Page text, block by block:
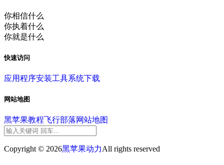
你相信什么
你执着什么
你就是什么
快速访问
应用程序安装工具系统下载
网站地图
黑苹果教程飞行部落网站地图
Copyright © 2026黑苹果动力All rights reserved